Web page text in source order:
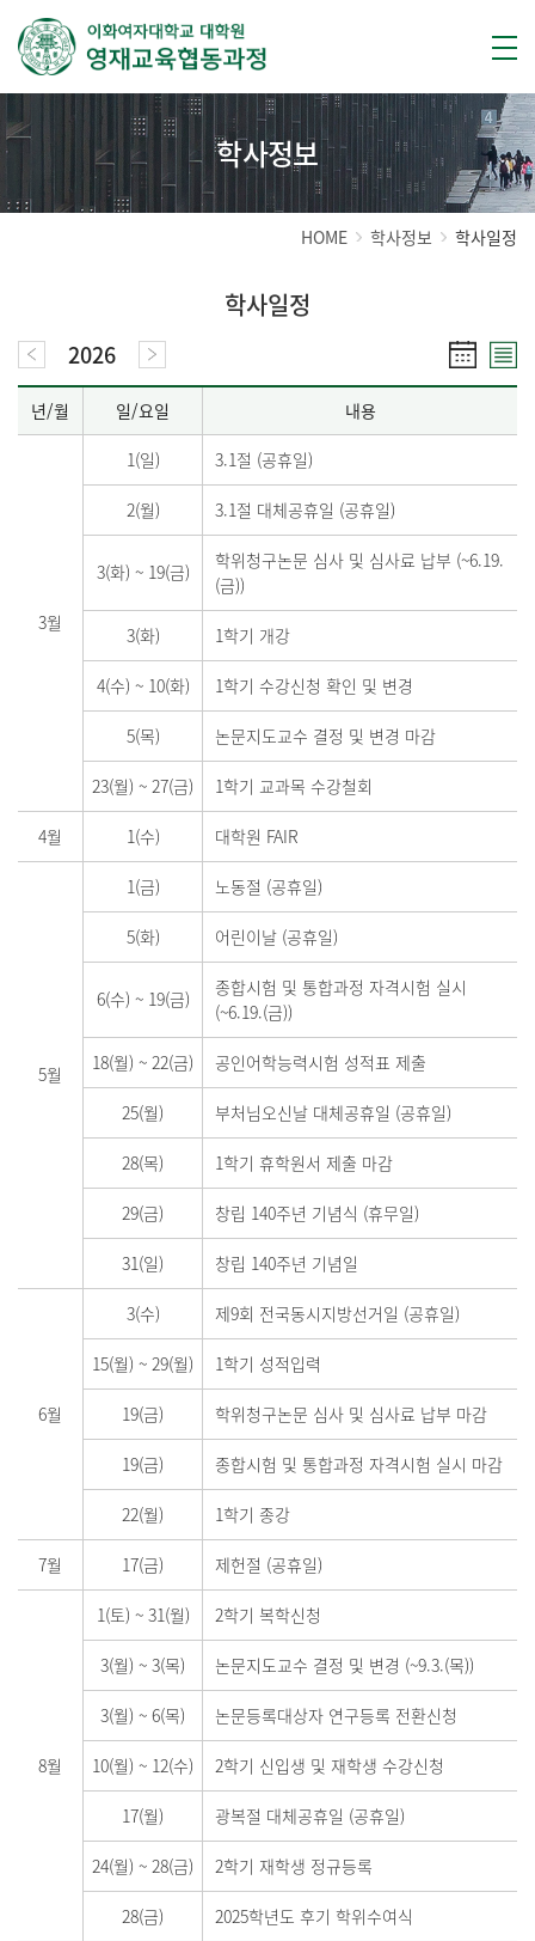
학사정보
HOME 학사정보 학사일정
학사일정
2026
년/월 일/요일 내용
3월
1(일) 3.1절 (공휴일)
2(월) 3.1절 대체공휴일 (공휴일)
3(화) ~19(금)
학위청구논문 심사 및 심사료 납부 (~6.19.
(금))
3(화) 1학기 개강
4(수) ~10(화) 1학기 수강신청 확인 및 변경
5(목) 논문지도교수 결정 및 변경 마감
23(월) ~ 27(금) 1학기 교과목 수강철회
4월 1(수) 대학원 FAIR
5월
1(금) 노동절 (공휴일)
5(화) 어린이날 (공휴일)
6(수) ~19(금)
종합시험 및 통합과정 자격시험 실시
(~6.19.(금))
18(월) ~ 22(금) 공인어학능력시험 성적표 제출
25(월) 부처님오신날 대체공휴일 (공휴일)
28(목) 1학기 휴학원서 제출 마감
29(금) 창립 140주년 기념식 (휴무일)
31(일) 창립 140주년 기념일
6월
3(수) 제9회 전국동시지방선거일 (공휴일)
15(월) ~ 29(월) 1학기 성적입력
19(금) 학위청구논문 심사 및 심사료 납부 마감
19(금) 종합시험 및 통합과정 자격시험 실시 마감
22(월) 1학기 종강
7월 17(금) 제헌절 (공휴일)
8월
1(토) ~31(월) 2학기 복학신청
3(월) ~ 3(목) 논문지도교수 결정 및 변경 (~9.3.(목))
3(월) ~ 6(목) 논문등록대상자 연구등록 전환신청
10(월) ~ 12(수) 2학기 신입생 및 재학생 수강신청
17(월) 광복절 대체공휴일 (공휴일)
24(월) ~ 28(금) 2학기 재학생 정규등록
28(금) 2025학년도 후기 학위수여식